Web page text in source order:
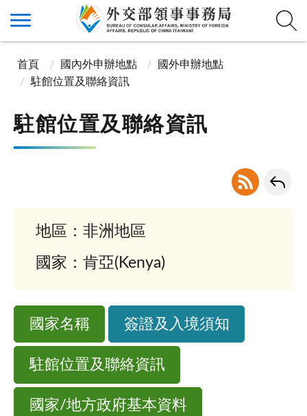
首頁 國內外申辦地點
國外申辦地點
駐館位置及聯絡資訊
駐館位置及聯絡資訊
地區：非洲地區
國家：肯亞(Kenya)
國家名稱 簽證及入境須知
駐館位置及聯絡資訊
國家/地方政府基本資料